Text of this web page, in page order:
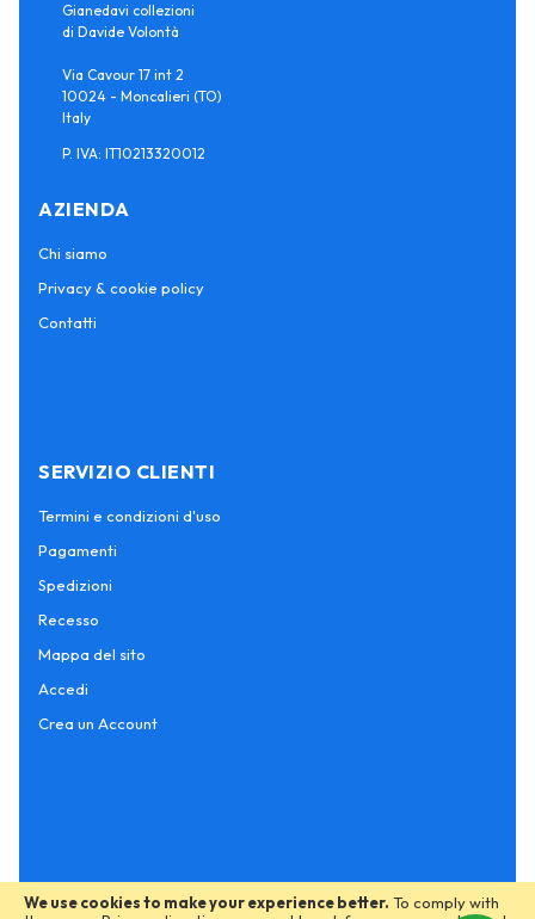
We use cookies to make your experience better. To comply with
Gianedavi collezioni
di Davide Volontà
Via Cavour 17 int 2
10024 - Moncalieri (TO)
Italy
P. IVA: IT10213320012
AZIENDA
Chi siamo
Privacy & cookie policy
Contatti
SERVIZIO CLIENTI
Termini e condizioni d'uso
Pagamenti
Spedizioni
Recesso
Mappa del sito
Accedi
Crea un Account